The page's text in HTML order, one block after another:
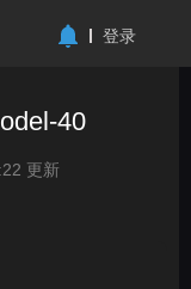
登录
40
更新